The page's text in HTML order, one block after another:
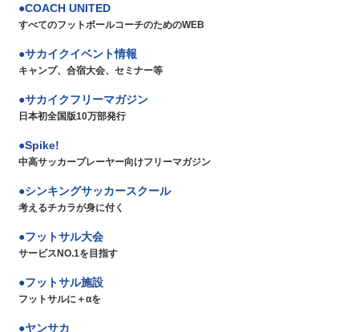
COACH UNITED
すべてのフットボールコーチのためのWEB
サカイクイベント情報
キャンプ、合宿大会、セミナー等
サカイクフリーマガジン
日本初全国版10万部発行
Spike!
中高サッカープレーヤー向けフリーマガジン
シンキングサッカースクール
考えるチカラが身に付く
フットサル大会
サービスNO.1を目指す
フットサル施設
フットサルに＋αを
ヤンサカ